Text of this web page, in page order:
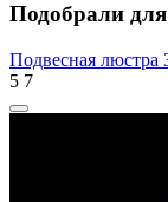
Подобрали для
Подвесная люстра
5 7